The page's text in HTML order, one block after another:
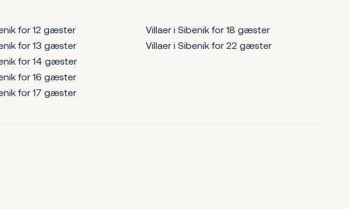
for 12 gæster
for 13 gæster
for 14 gæster
for 16 gæster
for 17 gæster
Villaer i Sibenik for 18 gæster
Villaer i Sibenik for 22 gæster